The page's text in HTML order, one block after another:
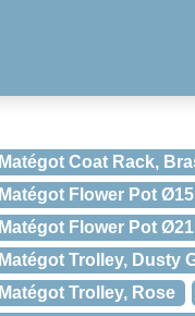
Matégot Coat Rack,
Matégot Flower Pot
Matégot Flower Pot
Matégot Trolley, Dusty
Matégot Trolley, Rose